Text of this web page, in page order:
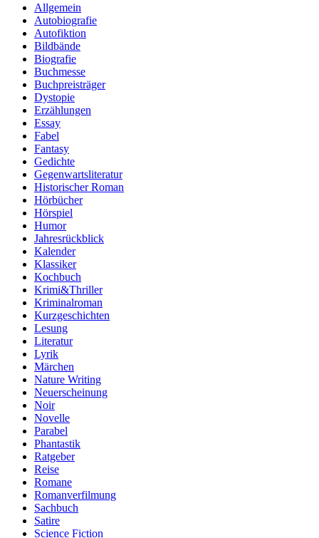
Allgemein
Autobiografie
Autofiktion
Bildbände
Biografie
Buchmesse
Buchpreisträger
Dystopie
Erzählungen
Essay
Fabel
Fantasy
Gedichte
Gegenwartsliteratur
Historischer Roman
Hörbücher
Hörspiel
Humor
Jahresrückblick
Kalender
Klassiker
Kochbuch
Krimi&Thriller
Kriminalroman
Kurzgeschichten
Lesung
Literatur
Lyrik
Märchen
Nature Writing
Neuerscheinung
Noir
Novelle
Parabel
Phantastik
Ratgeber
Reise
Romane
Romanverfilmung
Sachbuch
Satire
Science Fiction